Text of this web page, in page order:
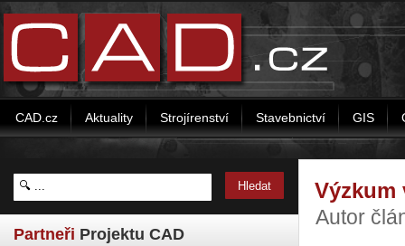
CAD.cz Aktuality Strojírenství Stavebnictví GIS
Partneři Projektu CAD
Výzkum
Autor